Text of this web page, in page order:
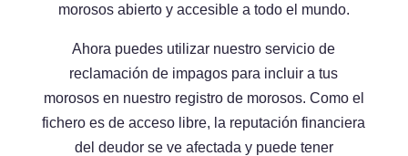
morosos abierto y accesible a todo el mundo.
Ahora puedes utilizar nuestro servicio de
reclamación de impagos para incluir a tus
morosos en nuestro registro de morosos. Como el
fichero es de acceso libre, la reputación financiera
del deudor se ve afectada y puede tener